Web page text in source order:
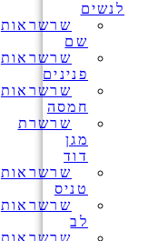
לנשים
שרשראות
שם
שרשראות
פנינים
שרשראות
חמסה
שרשרת
מגן
דוד
שרשראות
טניס
שרשראות
לב
שרשראות